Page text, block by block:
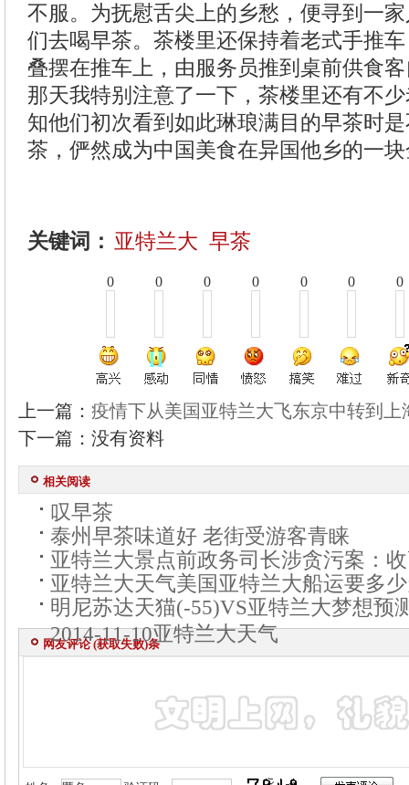
不服。为抚慰舌尖上的乡愁，便寻到一
们去喝早茶。茶楼里还保持着老式手推
叠摆在推车上，由服务员推到桌前供食
那天我特别注意了一下，茶楼里还有不
知他们初次看到如此琳琅满目的早茶时
茶，俨然成为中国美食在异国他乡的一
关键词： 亚特兰大 早茶
0 0 0 0 0 0 0
上一篇： 疫情下从美国亚特兰大飞东京中转到上
下一篇：没有资料
相关阅读
叹早茶
泰州早茶味道好 老街受游客青睐
亚特兰大景点前政务司长涉贪污案：
亚特兰大天气美国亚特兰大船运要多
明尼苏达天猫(-55)VS亚特兰大梦想预
2014-11-10亚特兰大天气
网友评论 (获取失败)条